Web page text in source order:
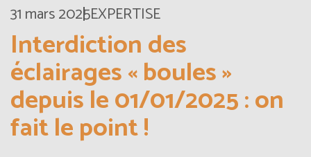
31 mars 2025EXPERTISE
Interdiction des
éclairages « boules »
depuis le 01/01/2025 : on
fait le point !